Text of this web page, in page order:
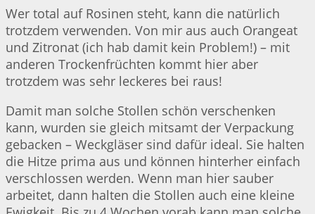
Wer total auf Rosinen steht, kann die natürlich
trotzdem verwenden. Von mir aus auch Orangeat
und Zitronat (ich hab damit kein Problem!) – mit
anderen Trockenfrüchten kommt hier aber
trotzdem was sehr leckeres bei raus!
Damit man solche Stollen schön verschenken
kann, wurden sie gleich mitsamt der Verpackung
gebacken – Weckgläser sind dafür ideal. Sie halten
die Hitze prima aus und können hinterher einfach
verschlossen werden. Wenn man hier sauber
arbeitet, dann halten die Stollen auch eine kleine